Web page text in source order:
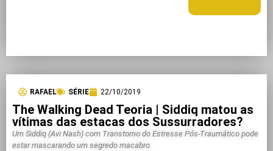
RAFAEL SÉRIE 22/10/2019
The Walking Dead Teoria | Siddiq matou as
vítimas das estacas dos Sussurradores?
Um Siddiq (Avi Nash) com Transtorno do Estresse Pós-Traumático pode
estar mascarando um segredo macabro.